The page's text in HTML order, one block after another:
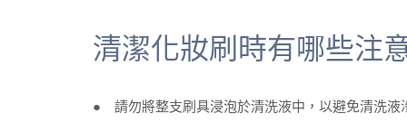
清潔化妝刷時有哪些注
● 請勿將整支刷具浸泡於清洗液中，以避免清洗液